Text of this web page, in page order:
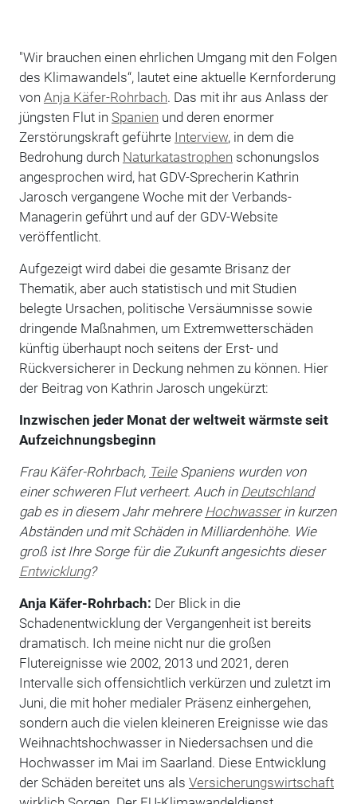
"Wir brauchen einen ehrlichen Umgang mit den Folgen
des Klimawandels“, lautet eine aktuelle Kernforderung
von Anja Käfer-Rohrbach. Das mit ihr aus Anlass der
jüngsten Flut in Spanien und deren enormer
Zerstörungskraft geführte Interview, in dem die
Bedrohung durch Naturkatastrophen schonungslos
angesprochen wird, hat GDV-Sprecherin Kathrin
Jarosch vergangene Woche mit der Verbands-
Managerin geführt und auf der GDV-Website
veröffentlicht.
Aufgezeigt wird dabei die gesamte Brisanz der
Thematik, aber auch statistisch und mit Studien
belegte Ursachen, politische Versäumnisse sowie
dringende Maßnahmen, um Extremwetterschäden
künftig überhaupt noch seitens der Erst- und
Rückversicherer in Deckung nehmen zu können. Hier
der Beitrag von Kathrin Jarosch ungekürzt:
Inzwischen jeder Monat der weltweit wärmste seit
Aufzeichnungsbeginn
Frau Käfer-Rohrbach, TeileSpaniens wurden von
einer schweren Flut verheert. Auch in Deutschland
gab es in diesem Jahr mehrere Hochwasserin kurzen
Abständen und mit Schäden in Milliardenhöhe. Wie
groß ist Ihre Sorge für die Zukunft angesichts dieser
Entwicklung?
Anja Käfer-Rohrbach: Der Blick in die
Schadenentwicklung der Vergangenheit ist bereits
dramatisch. Ich meine nicht nur die großen
Flutereignisse wie 2002, 2013 und 2021, deren
Intervalle sich offensichtlich verkürzen und zuletzt im
Juni, die mit hoher medialer Präsenz einhergehen,
sondern auch die vielen kleineren Ereignisse wie das
Weihnachtshochwasser in Niedersachsen und die
Hochwasser im Mai im Saarland. Diese Entwicklung
der Schäden bereitet uns als Versicherungswirtschaft